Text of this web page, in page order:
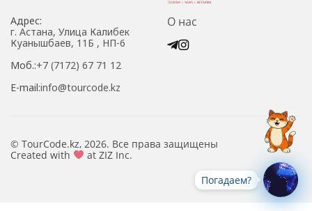
Адрес:
г. Астана, Улица Калибек
Куанышбаев, 11Б , НП-6
Моб.:+7 (7172) 67 71 12
E-mail:info@tourcode.kz
О нас
© TourCode.kz, 2026. Все права защищены
Created with
at ZIZ Inc.
Погадаем?